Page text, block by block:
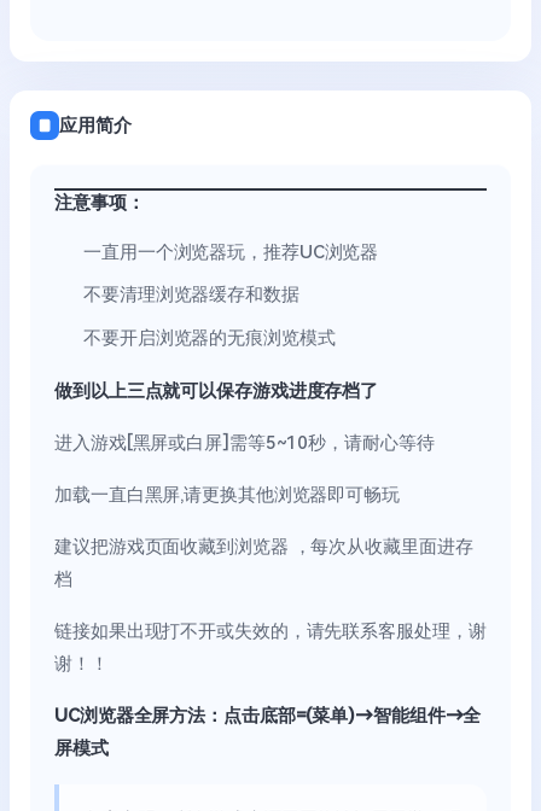
应用简介
注意事项：
一直用一个浏览器玩，推荐UC浏览器
不要清理浏览器缓存和数据
不要开启浏览器的无痕浏览模式
做到以上三点就可以保存游戏进度存档了
进入游戏[黑屏或白屏]需等5~10秒，请耐心等待
加载一直白黑屏,请更换其他浏览器即可畅玩
建议把游戏页面收藏到浏览器 ，每次从收藏里面进存
档
链接如果出现打不开或失效的，请先联系客服处理，谢
谢！！
UC浏览器全屏方法：点击底部=(菜单)→智能组件→全
屏模式